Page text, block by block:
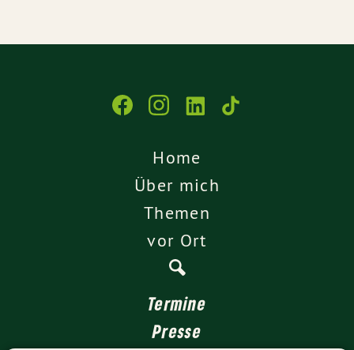
Home
Über mich
Themen
vor Ort
Termine
Presse